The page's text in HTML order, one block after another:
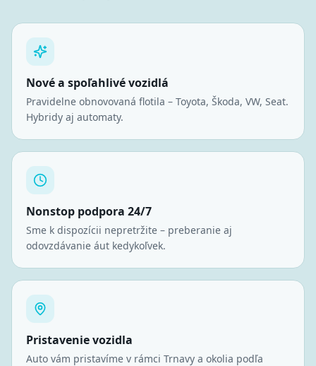
Nové a spoľahlivé vozidlá
Pravidelne obnovovaná flotila – Toyota, Škoda, VW, Seat.
Hybridy aj automaty.
Nonstop podpora 24/7
Sme k dispozícii nepretržite – preberanie aj
odovzdávanie áut kedykoľvek.
Pristavenie vozidla
Auto vám pristavíme v rámci Trnavy a okolia podľa